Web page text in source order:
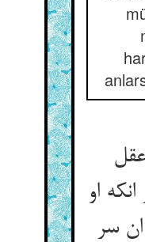
او
سر